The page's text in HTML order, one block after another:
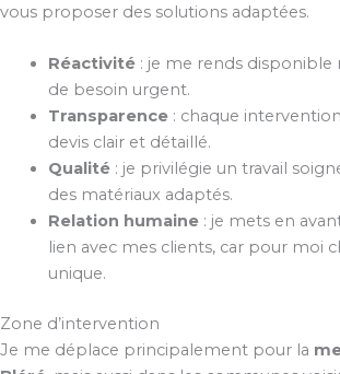
vous proposer des solutions adaptées.
Réactivité: je me rends disponible
de besoin urgent.
Transparence: chaque intervention
devis clair et détaillé.
Qualité: je privilégie un travail
des matériaux adaptés.
Relation humaine: je mets en
lien avec mes clients, car pour moi
unique.
Zone d’intervention
Je me déplace principalement pour la